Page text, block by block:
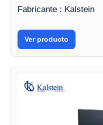
Fabricante : Kalstein
Ver producto